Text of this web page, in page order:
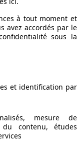
à tout moment et
avez accordés par le
sous la
et identification par
mesure de
contenu, études